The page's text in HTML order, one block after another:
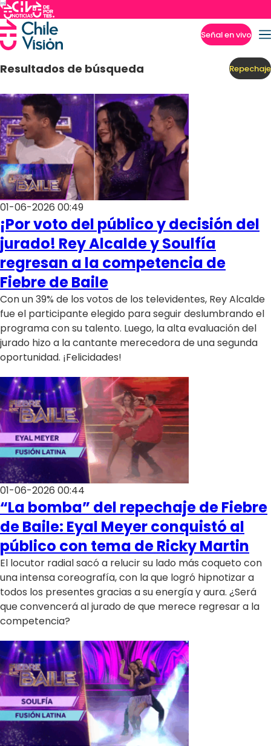
Señal en vivo
Resultados de búsqueda Repechaje
01-06-2026 00:49
¡Por voto del público y decisión del
jurado! Rey Alcalde y Soulfía
regresan a la competencia de
Fiebre de Baile
Con un 39% de los votos de los televidentes, Rey Alcalde
fue el participante elegido para seguir deslumbrando el
programa con su talento. Luego, la alta evaluación del
jurado hizo a la cantante merecedora de una segunda
oportunidad. ¡Felicidades!
01-06-2026 00:44
“La bomba” del repechaje de Fiebre
de Baile: Eyal Meyer conquistó al
público con tema de Ricky Martin
El locutor radial sacó a relucir su lado más coqueto con
una intensa coreografía, con la que logró hipnotizar a
todos los presentes gracias a su energía y aura. ¿Será
que convencerá al jurado de que merece regresar a la
competencia?
Imperdibles
Programas
Club De La Comedia
Contigo en Directo
Plan Perfecto
El Tiempo
Sabingo
Todos Los Programas